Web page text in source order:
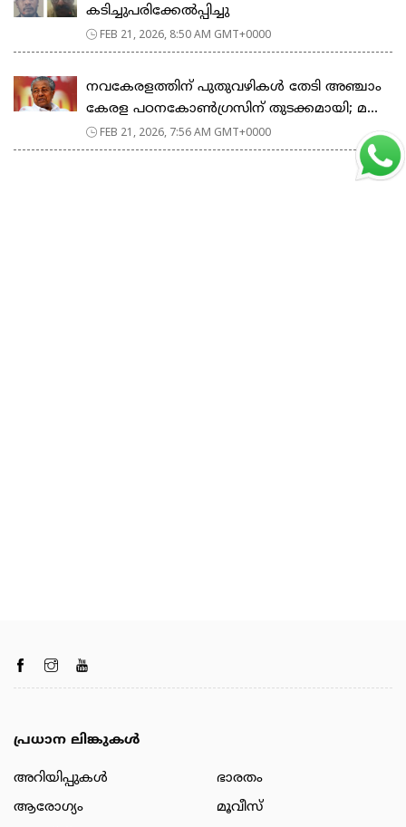
കടിച്ചുപരിക്കേൽപ്പിച്ചു
FEB 21, 2026, 8:50 AM GMT+0000
നവകേരളത്തിന് പുതുവഴികൾ തേടി അഞ്ചാം
കേരള പഠനകോൺഗ്രസിന് തുടക്കമായി; മ...
FEB 21, 2026, 7:56 AM GMT+0000
പ്രധാന ലിങ്കുകൾ
അറിയിപ്പുകള്‍
ആരോഗ്യം
ഭാരതം
മൂവീസ്